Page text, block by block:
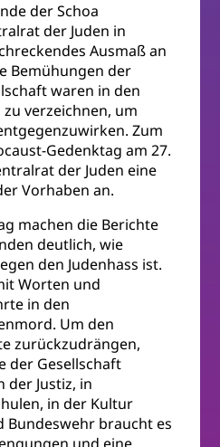
der Schoa
der Juden in
Ausmaß an
Bemühungen der
waren in den
verzeichnen, um
Zum
Gedenktag am 27.
der Juden eine
Vorhaben an.
machen die Berichte
deutlich, wie
den Judenhass ist.
Worten und
in den
Um den
zurückzudrängen,
der Gesellschaft
der Justiz, in
in der Kultur
Bundeswehr braucht es